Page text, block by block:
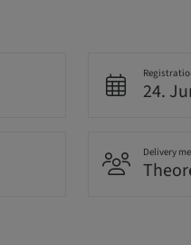
24.
Delivery